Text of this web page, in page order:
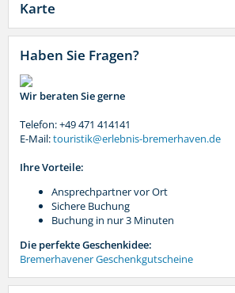
Karte
Haben Sie Fragen?
Wir beraten Sie gerne
Telefon: +49 471 414141
E-Mail:touristik@erlebnis-bremerhaven.de
Ihre Vorteile:
Ansprechpartner vor Ort
Sichere Buchung
Buchung in nur 3 Minuten
Die perfekte Geschenkidee:
Bremerhavener Geschenkgutscheine